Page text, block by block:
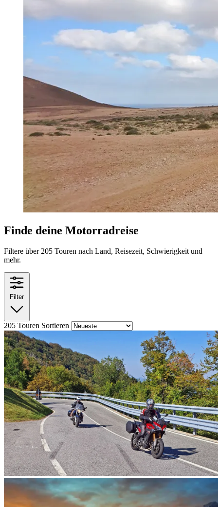
Finde deine Motorradreise
Filtere über 205 Touren nach Land, Reisezeit, Schwierigkeit und
mehr.
Filter
205 Touren Sortieren